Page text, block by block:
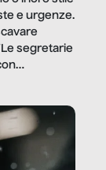
e urgenze.
segretarie